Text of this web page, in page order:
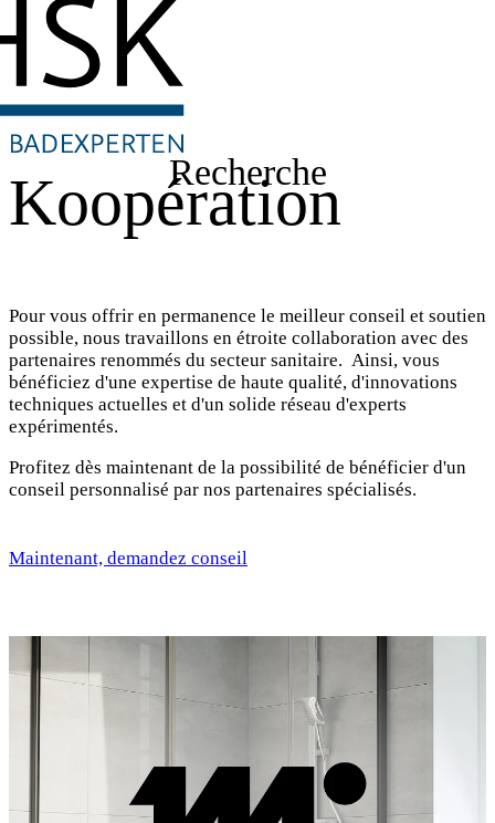
Recherche
Koopération
Pour vous offrir en permanence le meilleur conseil et soutien
possible, nous travaillons en étroite collaboration avec des
partenaires renommés du secteur sanitaire. Ainsi, vous
bénéficiez d'une expertise de haute qualité, d'innovations
techniques actuelles et d'un solide réseau d'experts
expérimentés.
Profitez dès maintenant de la possibilité de bénéficier d'un
conseil personnalisé par nos partenaires spécialisés.
Maintenant, demandez conseil